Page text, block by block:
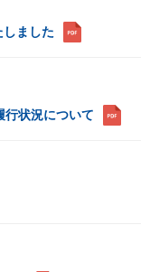
ました
行状況について